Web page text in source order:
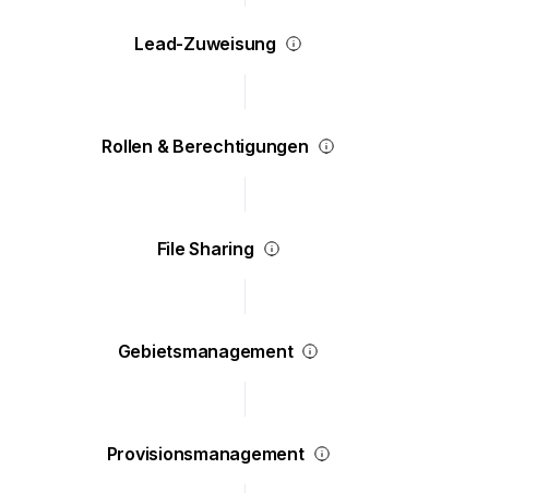
Lead-Zuweisung
Rollen & Berechtigungen
File Sharing
Gebietsmanagement
Provisionsmanagement